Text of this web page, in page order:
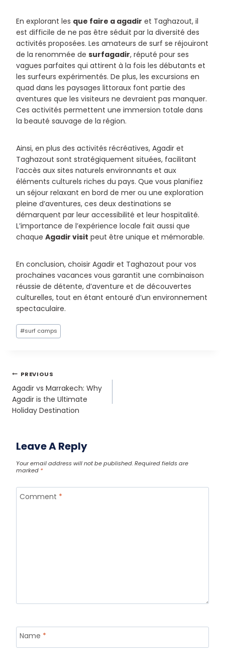
En explorant les que faire a agadir et Taghazout, il
est difficile de ne pas être séduit par la diversité des
activités proposées. Les amateurs de surf se réjouiront
de la renommée de surfagadir, réputé pour ses
vagues parfaites qui attirent à la fois les débutants et
les surfeurs expérimentés. De plus, les excursions en
quad dans les paysages littoraux font partie des
aventures que les visiteurs ne devraient pas manquer.
Ces activités permettent une immersion totale dans
la beauté sauvage de la région.
Ainsi, en plus des activités récréatives, Agadir et
Taghazout sont stratégiquement situées, facilitant
l’accès aux sites naturels environnants et aux
éléments culturels riches du pays. Que vous planifiez
un séjour relaxant en bord de mer ou une exploration
pleine d’aventures, ces deux destinations se
démarquent par leur accessibilité et leur hospitalité.
L’importance de l’expérience locale fait aussi que
chaque Agadir visit peut être unique et mémorable.
En conclusion, choisir Agadir et Taghazout pour vos
prochaines vacances vous garantit une combinaison
réussie de détente, d’aventure et de découvertes
culturelles, tout en étant entouré d’un environnement
spectaculaire.
#surf camps
PREVIOUS
Agadir vs Marrakech: Why
Agadir is the Ultimate
Holiday Destination
Leave A Reply
Your email address will not be published.Required fields are
marked *
Comment *
Name *